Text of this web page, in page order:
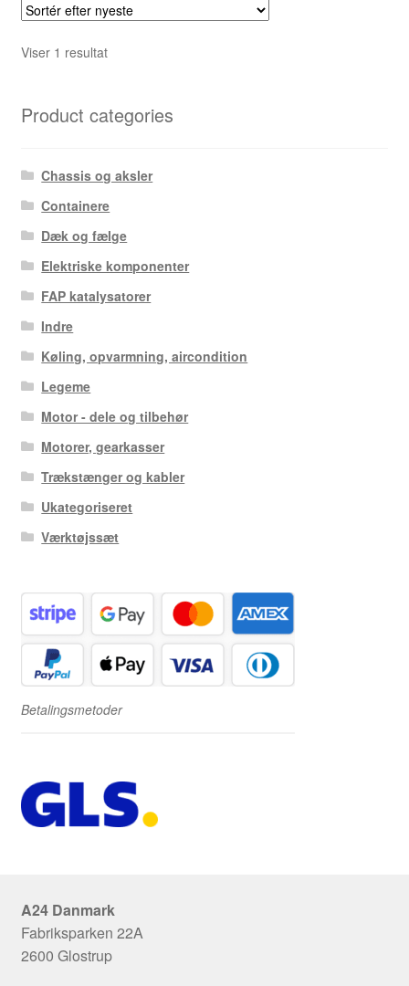
Viser 1 resultat
Product categories
Chassis og aksler
Containere
Dæk og fælge
Elektriske komponenter
FAP katalysatorer
Indre
Køling, opvarmning, aircondition
Legeme
Motor - dele og tilbehør
Motorer, gearkasser
Trækstænger og kabler
Ukategoriseret
Værktøjssæt
Betalingsmetoder
A24 Danmark
Fabriksparken 22A
2600 Glostrup